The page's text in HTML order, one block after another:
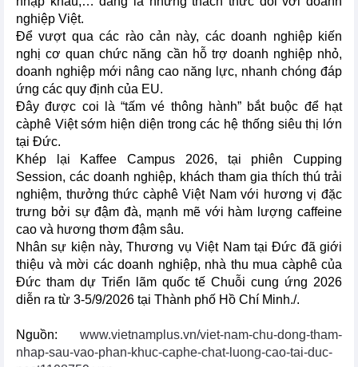
nghiệp Việt.
Để vượt qua các rào cản này, các doanh nghiệp kiến
nghị cơ quan chức năng cần hỗ trợ doanh nghiệp nhỏ,
doanh nghiệp mới nâng cao năng lực, nhanh chóng đáp
ứng các quy định của EU.
Đây được coi là “tấm vé thông hành” bắt buộc để hạt
càphê Việt sớm hiện diện trong các hệ thống siêu thị lớn
tại Đức.
Khép lại Kaffee Campus 2026, tại phiên Cupping
Session, các doanh nghiệp, khách tham gia thích thú trải
nghiệm, thưởng thức càphê Việt Nam với hương vị đặc
trưng bởi sự đậm đà, mạnh mẽ với hàm lượng caffeine
cao và hương thơm đậm sâu.
Nhân sự kiện này, Thương vụ Việt Nam tại Đức đã giới
thiệu và mời các doanh nghiệp, nhà thu mua càphê của
Đức tham dự Triển lãm quốc tế Chuỗi cung ứng 2026
diễn ra từ 3-5/9/2026 tại Thành phố Hồ Chí Minh./.
Nguồn: www.vietnamplus.vn/viet-nam-chu-dong-tham-
nhap-sau-vao-phan-khuc-caphe-chat-luong-cao-tai-duc-